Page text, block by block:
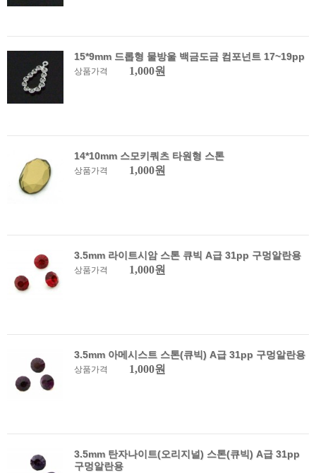
15*9mm 드롭형 물방울 백금도금 컴포넌트 17~19pp
상품가격 1,000원
14*10mm 스모키쿼츠 타원형 스톤
상품가격 1,000원
3.5mm 라이트시암 스톤 큐빅 A급 31pp 구멍알란용
상품가격 1,000원
3.5mm 아메시스트 스톤(큐빅) A급 31pp 구멍알란용
상품가격 1,000원
3.5mm 탄자나이트(오리지널) 스톤(큐빅) A급 31pp
구멍알란용